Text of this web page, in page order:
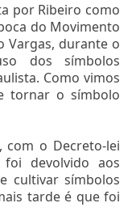
por Ribeiro como
do Movimento
Vargas, durante o
dos símbolos
Como vimos
tornar o símbolo
com o Decreto-lei
foi devolvido aos
cultivar símbolos
tarde é que foi